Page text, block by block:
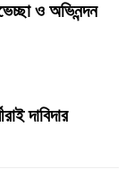
ও অভিনন্দন
দাবিদার